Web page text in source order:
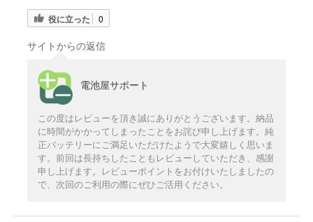
役に立った 0
サイトからの返信
電池屋サポート
この度はレビューを頂き誠にありがとうございます。納品
に時間がかかってしまったことをお詫び申し上げます。純
正バッテリーにご満足いただけたようで大変嬉しく思いま
す。前回は長持ちしたこともレビューしていただき、感謝
申し上げます。レビューポイントをお付けいたしましたの
で、次回のご利用の際にぜひご活用ください。